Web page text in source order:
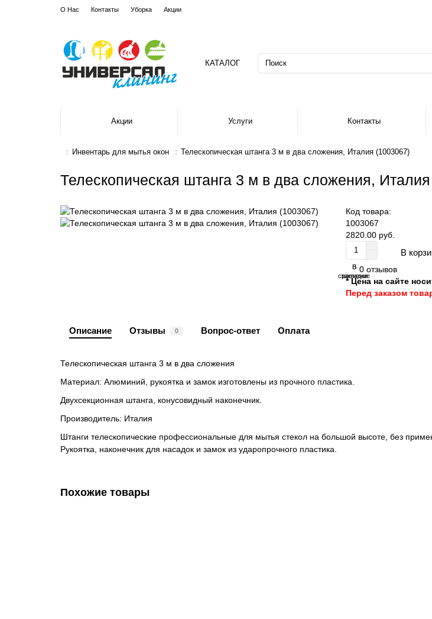
О Нас Контакты Уборка Акции
КАТАЛОГ
Акции Услуги Контакты
Инвентарь для мытья окон Телескопическая штанга 3 м в два сложения, Италия (1003067)
Телескопическая штанга 3 м в два сложения,
Код товара:
1003067
2820.00 руб.
В
В
закладки
В
сравнение
0 отзывов
* Цена на сайте
Перед заказом
Описание Отзывы 0 Вопрос-ответ Оплата
Телескопическая штанга 3 м в два сложения
Материал: Алюминий, рукоятка и замок изготовлены из прочного пластика.
Двухсекционная штанга, конусовидный наконечник.
Производитель: Италия
Штанги телескопические профессиональные для мытья стекол на большой высоте, без
Рукоятка, наконечник для насадок и замок из ударопрочного пластика.
Похожие товары